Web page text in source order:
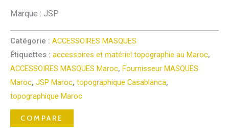
Marque : JSP
Catégorie : ACCESSOIRES MASQUES
Étiquettes : accessoires et matériel topographie au Maroc,
ACCESSOIRES MASQUES Maroc, Fournisseur MASQUES
Maroc, JSP Maroc, topographique Casablanca,
topographique Maroc
COMPARE